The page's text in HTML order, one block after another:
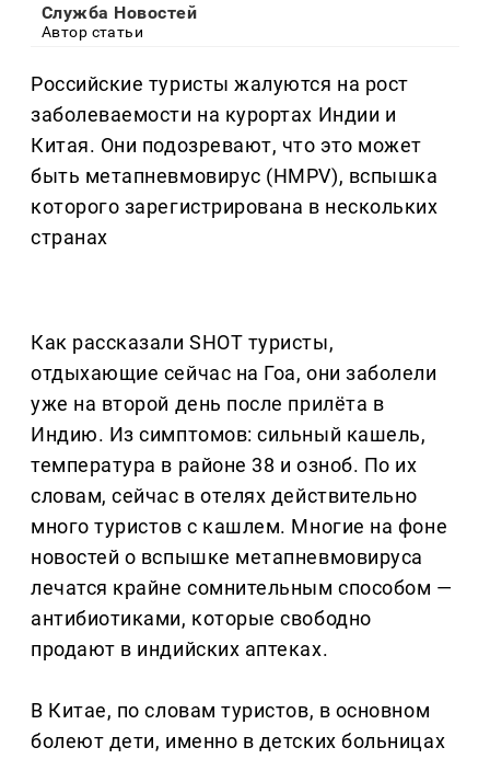
Служба Новостей
Автор статьи
Российские туристы жалуются на рост
заболеваемости на курортах Индии и
Китая. Они подозревают, что это может
быть метапневмовирус (HMPV), вспышка
которого зарегистрирована в нескольких
странах
Как рассказали SHOT туристы,
отдыхающие сейчас на Гоа, они заболели
уже на второй день после прилёта в
Индию. Из симптомов: сильный кашель,
температура в районе 38 и озноб. По их
словам, сейчас в отелях действительно
много туристов с кашлем. Многие на фоне
новостей о вспышке метапневмовируса
лечатся крайне сомнительным способом —
антибиотиками, которые свободно
продают в индийских аптеках.
В Китае, по словам туристов, в основном
болеют дети, именно в детских больницах